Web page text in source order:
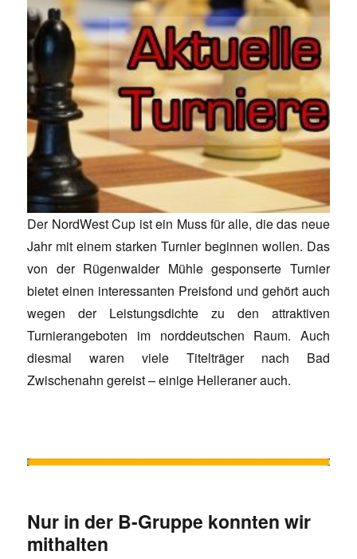
Der NordWest Cup ist ein Muss für alle, die das neue
Jahr mit einem starken Turnier beginnen wollen. Das
von der Rügenwalder Mühle gesponserte Turnier
bietet einen interessanten Preisfond und gehört auch
wegen der Leistungsdichte zu den attraktiven
Turnierangeboten im norddeutschen Raum. Auch
diesmal waren viele Titelträger nach Bad
Zwischenahn gereist – einige Helleraner auch.
Nur in der B-Gruppe konnten wir
mithalten